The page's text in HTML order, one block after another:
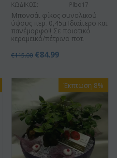
ΚΩΔΙΚΟΣ: Plbo17
Μπονσάι φίκος συνολικού
ύψους περ. 0,45μ.Ιδιαίτερο και
πανέμορφο!! Σε ποιοτικό
κεραμεικό/πέτρινο ποτ.
€115.00 €84.99
Έκπτωση 8%